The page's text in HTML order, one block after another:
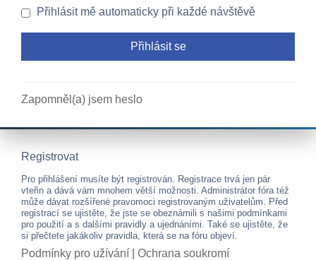
Přihlásit mě automaticky při každé návštěvě
Zapomněl(a) jsem heslo
Registrovat
Pro přihlášení musíte být registrován. Registrace trvá jen pár
vteřin a dává vám mnohem větší možnosti. Administrátor fóra též
může dávat rozšířené pravomoci registrovaným uživatelům. Před
registrací se ujistěte, že jste se obeznámili s našimi podmínkami
pro použití a s dalšími pravidly a ujednáními. Také se ujistěte, že
si přečtete jakákoliv pravidla, která se na fóru objeví.
Podmínky pro užívání Ochrana soukromí